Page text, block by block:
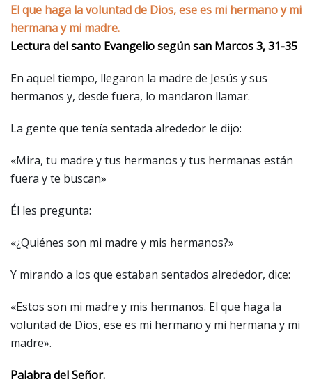
El que haga la voluntad de Dios, ese es mi hermano y mi
hermana y mi madre.
Lectura del santo Evangelio según san Marcos 3, 31-35
En aquel tiempo, llegaron la madre de Jesús y sus
hermanos y, desde fuera, lo mandaron llamar.
La gente que tenía sentada alrededor le dijo:
«Mira, tu madre y tus hermanos y tus hermanas están
fuera y te buscan»
Él les pregunta:
«¿Quiénes son mi madre y mis hermanos?»
Y mirando a los que estaban sentados alrededor, dice:
«Estos son mi madre y mis hermanos. El que haga la
voluntad de Dios, ese es mi hermano y mi hermana y mi
madre».
Palabra del Señor.